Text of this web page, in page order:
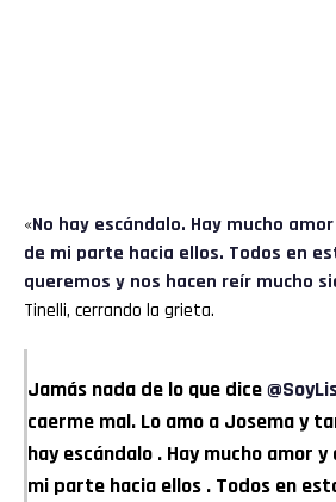
«No hay escándalo. Hay mucho
de mi parte hacia ellos. Todos en
queremos y nos hacen reír mucho
Tinelli, cerrando la grieta.
Jamás nada de lo que dice
caerme mal. Lo amo a Josema y
hay escándalo . Hay mucho amor
mi parte hacia ellos . Todos en